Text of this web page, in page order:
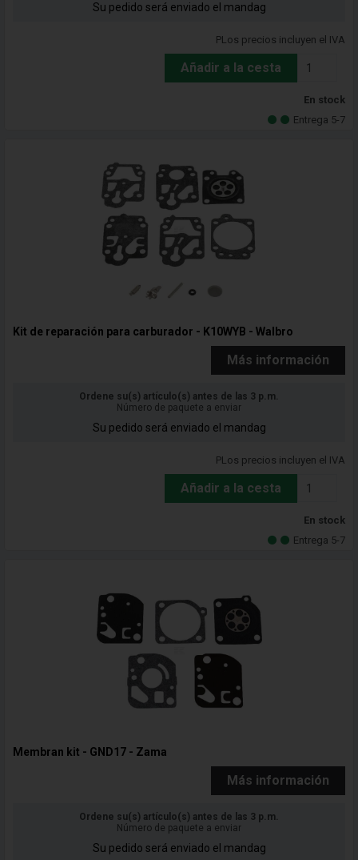
Su pedido será enviado el mandag
PLos precios incluyen el IVA
Añadir a la cesta
En stock
Entrega 5-7
Kit de reparación para carburador - K10WYB - Walbro
Más información
Ordene su(s) artículo(s) antes de las 3 p.m.
Número de paquete a enviar
Su pedido será enviado el mandag
PLos precios incluyen el IVA
Añadir a la cesta
En stock
Entrega 5-7
Membran kit - GND17 - Zama
Más información
Ordene su(s) artículo(s) antes de las 3 p.m.
Número de paquete a enviar
Su pedido será enviado el mandag